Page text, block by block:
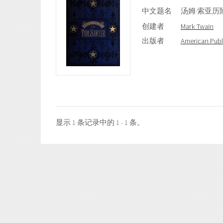
中文题名
汤姆·索亚历
创建者
Mark Twain
出版者
American
显示 1 条记录中的 1 - 1 条。